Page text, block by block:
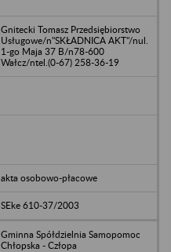
Gnitecki Tomasz Przedsiębiorstwo
Usługowe/n"SKŁADNICA AKT"/nul.
1-go Maja 37 B/n78-600
Wałcz/ntel.(0-67) 258-36-19
akta osobowo-płacowe
SEke 610-37/2003
Gminna Spółdzielnia Samopomoc
Chłopska - Człopa